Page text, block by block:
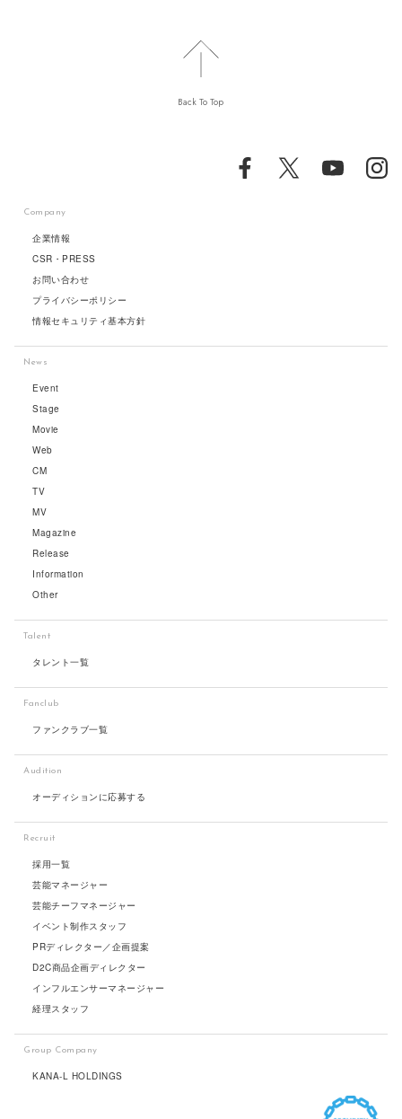
Back To Top
Company
企業情報
CSR・PRESS
お問い合わせ
プライバシーポリシー
情報セキュリティ基本方針
News
Event
Stage
Movie
Web
CM
TV
MV
Magazine
Release
Information
Other
Talent
タレント一覧
Fanclub
ファンクラブ一覧
Audition
オーディションに応募する
Recruit
採用一覧
芸能マネージャー
芸能チーフマネージャー
イベント制作スタッフ
PRディレクター／企画提案
D2C商品企画ディレクター
インフルエンサーマネージャー
経理スタッフ
Group Company
KANA-L HOLDINGS